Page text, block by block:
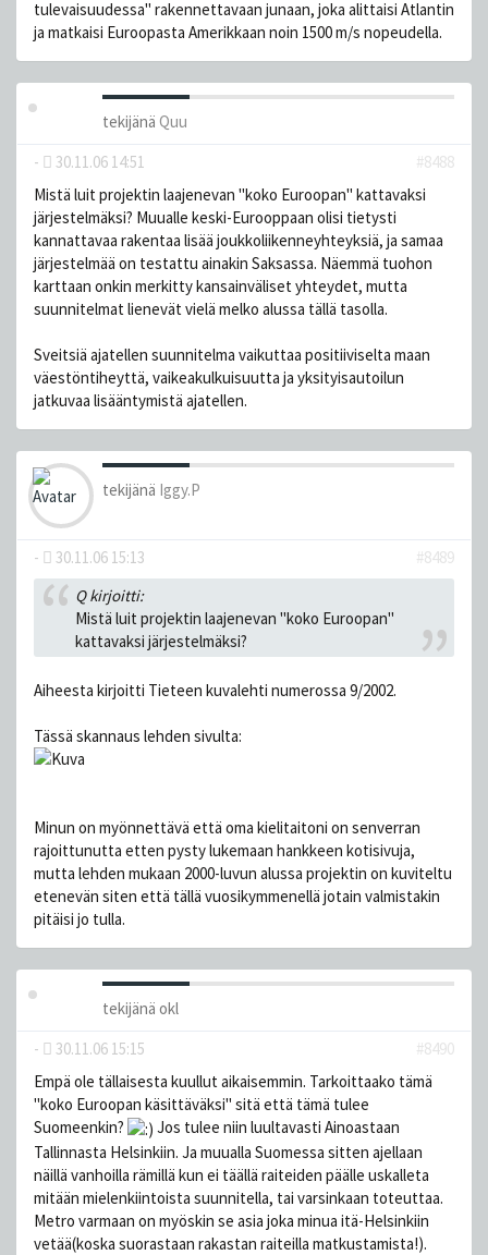
tulevaisuudessa" rakennettavaan junaan, joka alittaisi Atlantin
ja matkaisi Euroopasta Amerikkaan noin 1500 m/s nopeudella.
tekijänä Quu
-
30.11.06 14:51
#8488
Mistä luit projektin laajenevan "koko Euroopan" kattavaksi
järjestelmäksi? Muualle keski-Eurooppaan olisi tietysti
kannattavaa rakentaa lisää joukkoliikenneyhteyksiä, ja samaa
järjestelmää on testattu ainakin Saksassa. Näemmä tuohon
karttaan onkin merkitty kansainväliset yhteydet, mutta
suunnitelmat lienevät vielä melko alussa tällä tasolla.
Sveitsiä ajatellen suunnitelma vaikuttaa positiiviselta maan
väestöntiheyttä, vaikeakulkuisuutta ja yksityisautoilun
jatkuvaa lisääntymistä ajatellen.
tekijänä Iggy.P
- 30.11.06 15:13
#8489
Q kirjoitti:
Mistä luit projektin laajenevan "koko Euroopan"
kattavaksi järjestelmäksi?
Aiheesta kirjoitti Tieteen kuvalehti numerossa 9/2002.
Tässä skannaus lehden sivulta:
Minun on myönnettävä että oma kielitaitoni on senverran
rajoittunutta etten pysty lukemaan hankkeen kotisivuja,
mutta lehden mukaan 2000-luvun alussa projektin on kuviteltu
etenevän siten että tällä vuosikymmenellä jotain valmistakin
pitäisi jo tulla.
tekijänä okl
-
30.11.06 15:15
#8490
Empä ole tällaisesta kuullut aikaisemmin. Tarkoittaako tämä
"koko Euroopan käsittäväksi" sitä että tämä tulee
Suomeenkin?
Jos tulee niin luultavasti Ainoastaan
Tallinnasta Helsinkiin. Ja muualla Suomessa sitten ajellaan
näillä vanhoilla rämillä kun ei täällä raiteiden päälle uskalleta
mitään mielenkiintoista suunnitella, tai varsinkaan toteuttaa.
Metro varmaan on myöskin se asia joka minua itä-Helsinkiin
vetää(koska suorastaan rakastan raiteilla matkustamista!).